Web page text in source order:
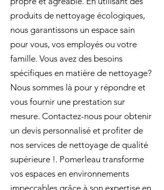
produits de nettoyage écologiques,
nous garantissons un espace sain
pour vous, vos employés ou votre
famille. Vous avez des besoins
spécifiques en matière de nettoyage?
Nous sommes là pour y répondre et
vous fournir une prestation sur
mesure. Contactez-nous pour obtenir
un devis personnalisé et profiter de
nos services de nettoyage de qualité
supérieure !. Pomerleau transforme
vos espaces en environnements
impeccables grâce à son expertise en